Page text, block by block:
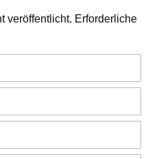
veröffentlicht. Erforderliche